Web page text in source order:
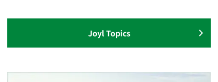
Joyl Topics